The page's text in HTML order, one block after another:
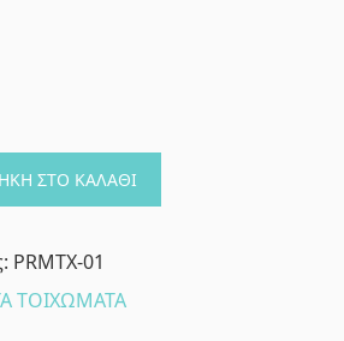
ΣΤΟ ΚΑΛΆΘΙ
PRMTX-01
ΤΟΙΧΩΜΑΤΑ